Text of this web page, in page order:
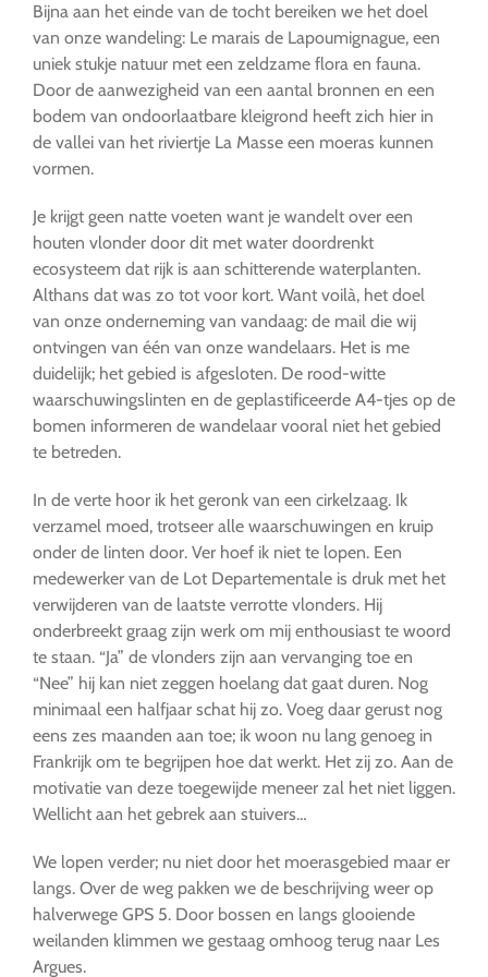
Bijna aan het einde van de tocht bereiken we het doel
van onze wandeling: Le marais de Lapoumignague, een
uniek stukje natuur met een zeldzame flora en fauna.
Door de aanwezigheid van een aantal bronnen en een
bodem van ondoorlaatbare kleigrond heeft zich hier in
de vallei van het riviertje La Masse een moeras kunnen
vormen.
Je krijgt geen natte voeten want je wandelt over een
houten vlonder door dit met water doordrenkt
ecosysteem dat rijk is aan schitterende waterplanten.
Althans dat was zo tot voor kort. Want voilà, het doel
van onze onderneming van vandaag: de mail die wij
ontvingen van één van onze wandelaars. Het is me
duidelijk; het gebied is afgesloten. De rood-witte
waarschuwingslinten en de geplastificeerde A4-tjes op de
bomen informeren de wandelaar vooral niet het gebied
te betreden.
In de verte hoor ik het geronk van een cirkelzaag. Ik
verzamel moed, trotseer alle waarschuwingen en kruip
onder de linten door. Ver hoef ik niet te lopen. Een
medewerker van de Lot Departementale is druk met het
verwijderen van de laatste verrotte vlonders. Hij
onderbreekt graag zijn werk om mij enthousiast te woord
te staan. “Ja” de vlonders zijn aan vervanging toe en
“Nee” hij kan niet zeggen hoelang dat gaat duren. Nog
minimaal een halfjaar schat hij zo. Voeg daar gerust nog
eens zes maanden aan toe; ik woon nu lang genoeg in
Frankrijk om te begrijpen hoe dat werkt. Het zij zo. Aan de
motivatie van deze toegewijde meneer zal het niet liggen.
Wellicht aan het gebrek aan stuivers…
We lopen verder; nu niet door het moerasgebied maar er
langs. Over de weg pakken we de beschrijving weer op
halverwege GPS 5. Door bossen en langs glooiende
weilanden klimmen we gestaag omhoog terug naar Les
Argues.